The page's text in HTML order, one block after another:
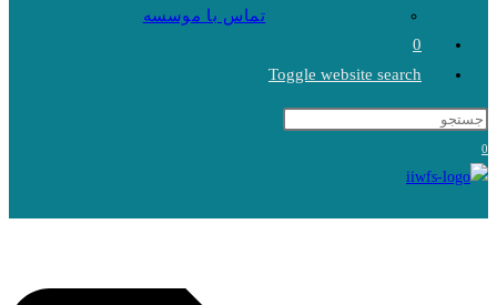
تماس با موسسه
0
Toggle website search
0